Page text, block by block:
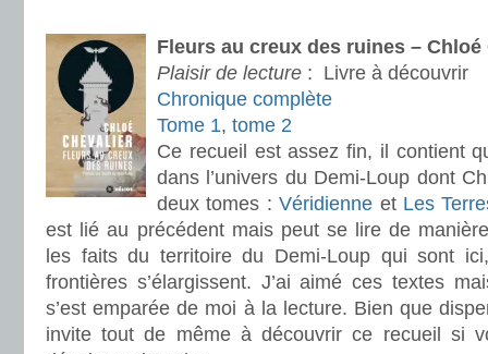
Fleurs au creux des ruines – Chloé
Plaisir de lecture : Livre à découvrir
Chronique complète
Tome 1, tome 2
Ce recueil est assez fin, il contient
dans l’univers du Demi-Loup dont
deux tomes :Véridienne et Les
est lié au précédent mais peut se lire de
les faits du territoire du Demi-Loup qui sont
frontières s’élargissent. J’ai aimé ces textes
s’est emparée de moi à la lecture. Bien que
invite tout de même à découvrir ce recueil si